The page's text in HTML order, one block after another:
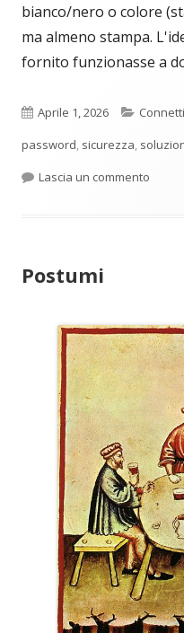
bianco/nero o colore
ma almeno stampa.
fornito funzionasse a
Pubblicato
Aprile 1, 2026
password, sicurezza,
Lascia un commento
Postumi